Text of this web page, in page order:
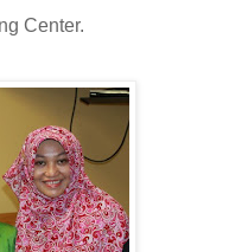
Center.